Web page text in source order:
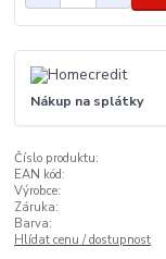
Nákup na splátky
Číslo produktu:
EAN kód:
Výrobce:
Záruka:
Barva:
Hlídat cenu / dostupnost